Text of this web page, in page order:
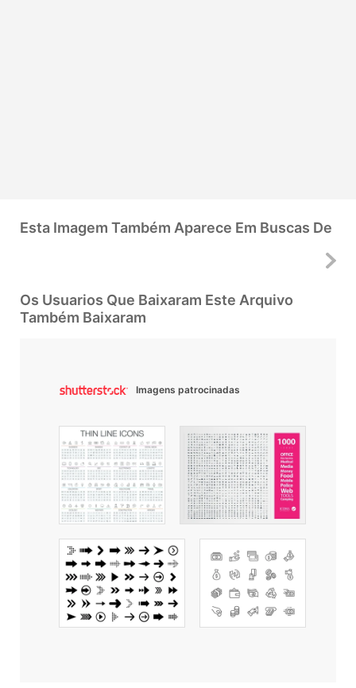
Esta Imagem Também Aparece Em Buscas De
Os Usuarios Que Baixaram Este Arquivo
Também Baixaram
Imagens patrocinadas